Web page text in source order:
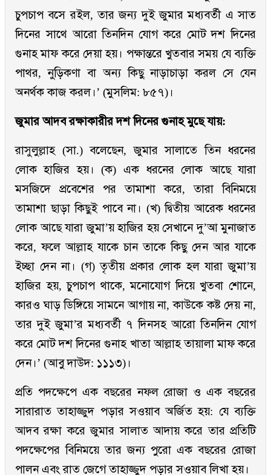
চুপচাপ বসে রইল, তার জন্য দুই জুমার মধ্যবর্তী এ সাত
দিনের সাথে আরো তিনদিন যোগ করে মোট দশ দিনের
গুনাহ মাফ করে দেয়া হয়। পক্ষান্তরে খুতবার সময় যে ব্যক্তি
পাথর, নুড়িকণা বা অন্য কিছু নাড়াচাড়া করল সে যেন
অনর্থক কাজ করল।’ (মুসলিম: ৮৫৭)।
জুমার আদব রক্ষাকারীর দশ দিনের গুনাহ মুছে যায়:
রাসুলুল্লাহ (সা.) বলেছেন, জুমার সালাতে তিন ধরনের
লোক হাজির হয়। (ক) এক ধরনের লোক আছে যারা
মসজিদে প্রবেশের পর তামাশা করে, তারা বিনিময়ে
তামাশা ছাড়া কিছুই পাবে না। (খ) দ্বিতীয় আরেক ধরনের
লোক আছে যারা জুমা’য় হাজির হয় সেখানে দু’আ মুনাজাত
করে, ফলে আল্লাহ যাকে চান তাকে কিছু দেন আর যাকে
ইচ্ছা দেন না। (গ) তৃতীয় প্রকার লোক হল যারা জুমা’য়
হাজির হয়, চুপচাপ থাকে, মনোযোগ দিয়ে খুতবা শোনে,
কারও ঘাড় ডিঙ্গিয়ে সামনে আগায় না, কাউকে কষ্ট দেয় না,
তার দুই জুমা’র মধ্যবর্তী ৭ দিনসহ আরো তিনদিন যোগ
করে মোট দশ দিনের গুনাহ খাতা আল্লাহ তায়ালা মাফ করে
দেন।’ (আবু দাউদ: ১১১৩)।
প্রতি পদক্ষেপে এক বছরের নফল রোজা ও এক বছরের
সারারাত তাহাজ্জুদ পড়ার সওয়াব অর্জিত হয়: যে ব্যক্তি
আদব রক্ষা করে জুমার সালাত আদায় করে তার প্রতিটি
পদক্ষেপের বিনিময়ে তার জন্য পুরো এক বছরের রোজা
পালন এবং রাত জেগে তাহাজ্জুদ পড়ার সওয়াব লিখা হয়।